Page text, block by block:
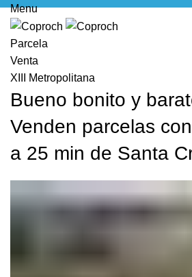
Menu
Parcela
Venta
XIII Metropolitana
Bueno bonito y
Venden parcelas
a 25 min de Santa